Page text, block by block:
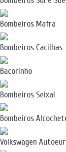
Bombeiros Mafra
Bombeiros Cacilhas
Bacorinho
Bombeiros Seixal
Bombeiros
Volkswagen